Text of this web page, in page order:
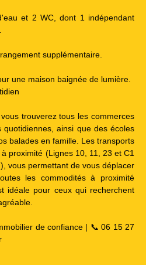
et 2 WC, dont 1 indépendant
supplémentaire.
une maison baignée de lumière.
trouverez tous les commerces
ainsi que des écoles
balades en famille. Les transports
proximité (Lignes 10, 11, 23 et C1
vous permettant de vous déplacer
les commodités à proximité
idéale pour ceux qui recherchent
de confiance | 📞 06 15 27